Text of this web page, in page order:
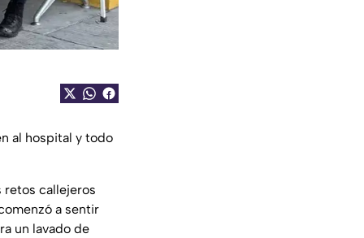
al hospital y todo
callejeros
a sentir
un lavado de